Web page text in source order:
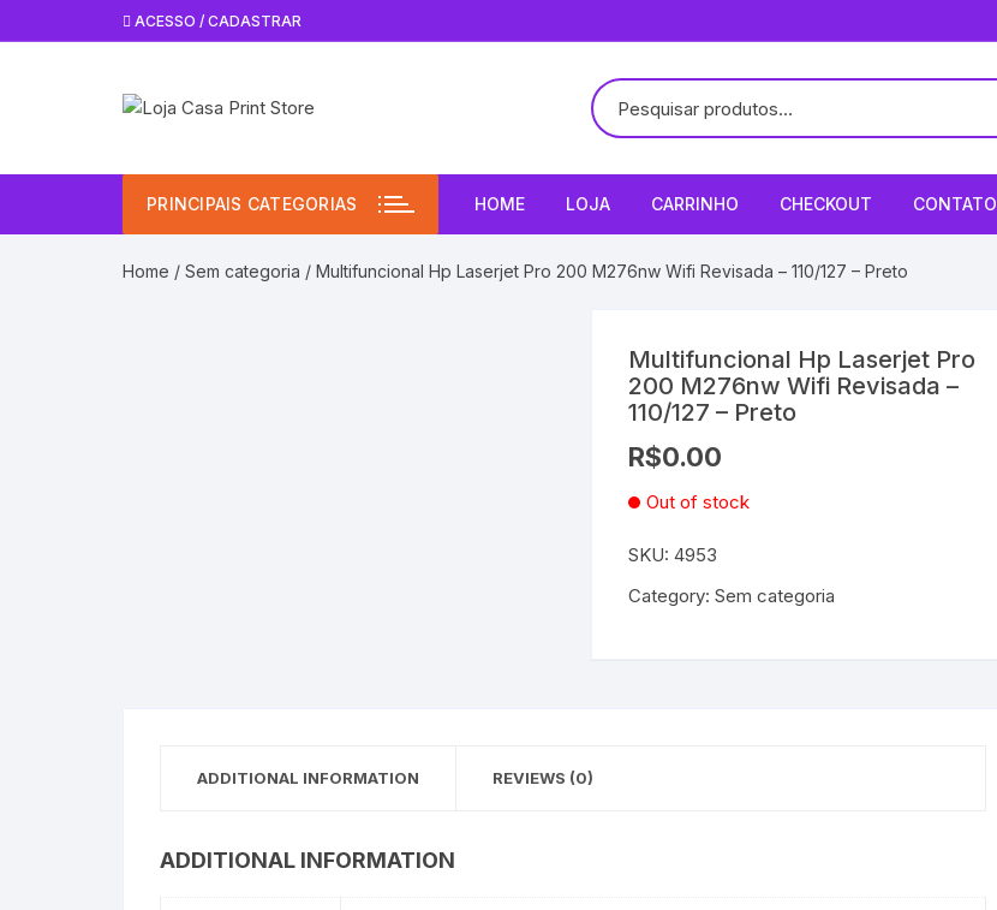
para
ACESSO / CADASTRAR
PRINCIPAIS CATEGORIAS HOME LOJA CARRINHO CHECKOUT CONTATO
Home / Sem categoria / Multifuncional Hp Laserjet Pro 200 M276nw Wifi Revisada – 110/127 – Preto
Multifuncional Hp Laserjet Pro
200 M276nw Wifi Revisada –
110/127 – Preto
R$0.00
Out of stock
SKU: 4953
Category: Sem categoria
ADDITIONAL INFORMATION REVIEWS (0)
ADDITIONAL INFORMATION